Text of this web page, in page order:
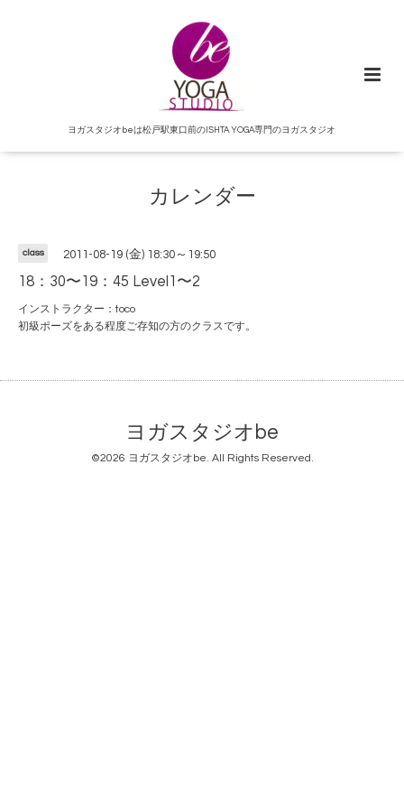
ヨガスタジオbeは松戸駅東口前のISHTA YOGA専門のヨガスタジオ
カレンダー
class 2011-08-19 (金) 18:30～19:50
18：30〜19：45 Level1〜2
インストラクター：toco
初級ポーズをある程度ご存知の方のクラスです。
ヨガスタジオbe
©2026 ヨガスタジオbe. All Rights Reserved.